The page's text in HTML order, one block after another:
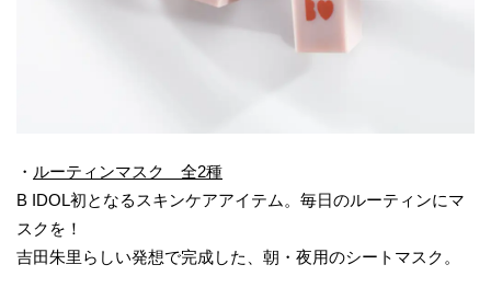
・ ルーティンマスク 全2種
B IDOL初となるスキンケアアイテム。毎日のルーティンにマ
スクを！
吉田朱里らしい発想で完成した、朝・夜用のシートマスク。